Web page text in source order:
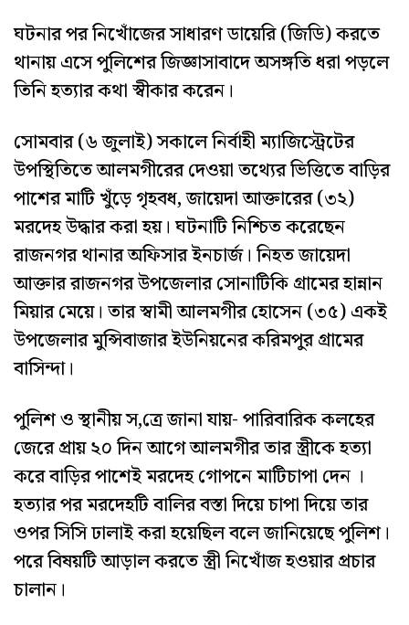
ঘটনার পর নিখোঁজের সাধারণ ডায়েরি (জিডি) করতে
থানায় এসে পুলিশের জিজ্ঞাসাবাদে অসঙ্গতি ধরা পড়লে
তিনি হত্যার কথা স্বীকার করেন।
সোমবার (৬ জুলাই) সকালে নির্বাহী ম্যাজিস্ট্রেটের
উপস্থিতিতে আলমগীরের দেওয়া তথ্যের ভিত্তিতে বাড়ির
পাশের মাটি খুঁড়ে গৃহবধ‚ জায়েদা আক্তারের (৩২)
মরদেহ উদ্ধার করা হয়। ঘটনাটি নিশ্চিত করেছেন
রাজনগর থানার অফিসার ইনচার্জ। নিহত জায়েদা
আক্তার রাজনগর উপজেলার সোনাটিকি গ্রামের হান্নান
মিয়ার মেয়ে। তার স্বামী আলমগীর হোসেন (৩৫) একই
উপজেলার মুন্সিবাজার ইউনিয়নের করিমপুর গ্রামের
বাসিন্দা।
পুলিশ ও স্থানীয় স‚ত্রে জানা যায়- পারিবারিক কলহের
জেরে প্রায় ২০ দিন আগে আলমগীর তার স্ত্রীকে হত্যা
করে বাড়ির পাশেই মরদেহ গোপনে মাটিচাপা দেন ।
হত্যার পর মরদেহটি বালির বস্তা দিয়ে চাপা দিয়ে তার
ওপর সিসি ঢালাই করা হয়েছিল বলে জানিয়েছে পুলিশ।
পরে বিষয়টি আড়াল করতে স্ত্রী নিখোঁজ হওয়ার প্রচার
চালান।